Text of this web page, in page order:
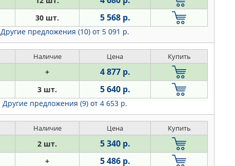
30 шт. 5 568 р.
Другие предложения (10) от 5 091 р.
Наличие Цена Купить
+ 4 877 р.
3 шт. 5 640 р.
Другие предложения (9) от 4 653 р.
Наличие Цена Купить
2 шт. 5 340 р.
+ 5 486 р.